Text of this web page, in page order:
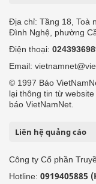
Địa chỉ: Tầng 18, Toà
Đình Nghệ, phường
Điện thoại:
Email:
© 1997 Báo
lại thông tin từ
báo VietNamNet.
Liên hệ quảng cáo
Công ty Cổ phần
Hotline: 0919405885